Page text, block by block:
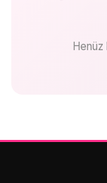
Henüz